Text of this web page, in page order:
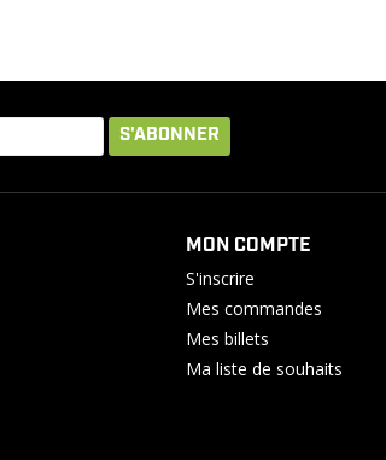
S'ABONNER
MON COMPTE
S'inscrire
Mes commandes
Mes billets
Ma liste de souhaits